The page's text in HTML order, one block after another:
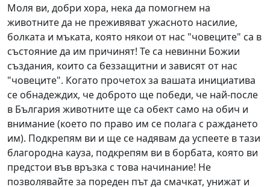
Моля ви, добри хора, нека да помогнем на
животните да не преживяват ужасното насилие,
болката и мъката, която някои от нас "човеците" са в
състояние да им причинят! Те са невинни Божии
създания, които са беззащитни и зависят от нас
"човеците". Когато прочетох за вашата инициатива
се обнадеждих, че доброто ще победи, че най-после
в България животните ще са обект само на обич и
внимание (което по право им се полага с раждането
им). Подкрепям ви и ще се надявам да успеете в тази
благородна кауза, подкрепям ви в борбата, която ви
предстои във връзка с това начинание! Не
позволявайте за пореден път да смачкат, унижат и